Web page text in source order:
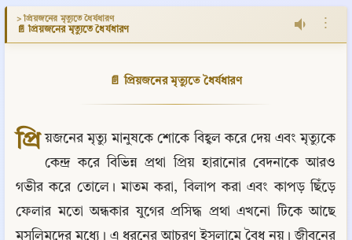
> প্রিয়জনের মৃত্যুতে ধৈর্যধারণ
📄 প্রিয়জনের মৃত্যুতে ধৈর্যধারণ ⋮
📄 প্রিয়জনের মৃত্যুতে ধৈর্যধারণ
প্রি য়জনের মৃত্যু মানুষকে শোকে বিহ্বল করে দেয় এবং মৃত্যুকে
কেন্দ্র করে বিভিন্ন প্রথা প্রিয় হারানোর বেদনাকে আরও
গভীর করে তোলে। মাতম করা, বিলাপ করা এবং কাপড় ছিঁড়ে
ফেলার মতো অন্ধকার যুগের প্রসিদ্ধ প্রথা এখনো টিকে আছে
মুসলিমদের মধ্যে। এ ধরনের আচরণ ইসলামে বৈধ নয়। জীবনের